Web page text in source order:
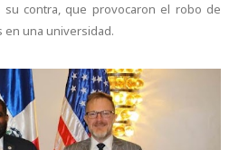
contra, que provocaron el robo de
en una universidad.